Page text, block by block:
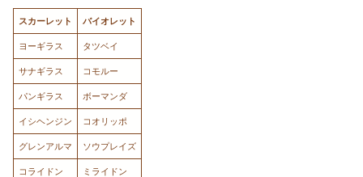
スカーレット バイオレット
ヨーギラス タツベイ
サナギラス コモルー
パンギラス ボーマンダ
イシヘンジン コオリッポ
グレンアルマ ソウプレイズ
コライドン ミライドン